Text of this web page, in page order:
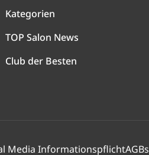
Kategorien
TOP Salon News
Club der Besten
Media InformationspflichtAGBs